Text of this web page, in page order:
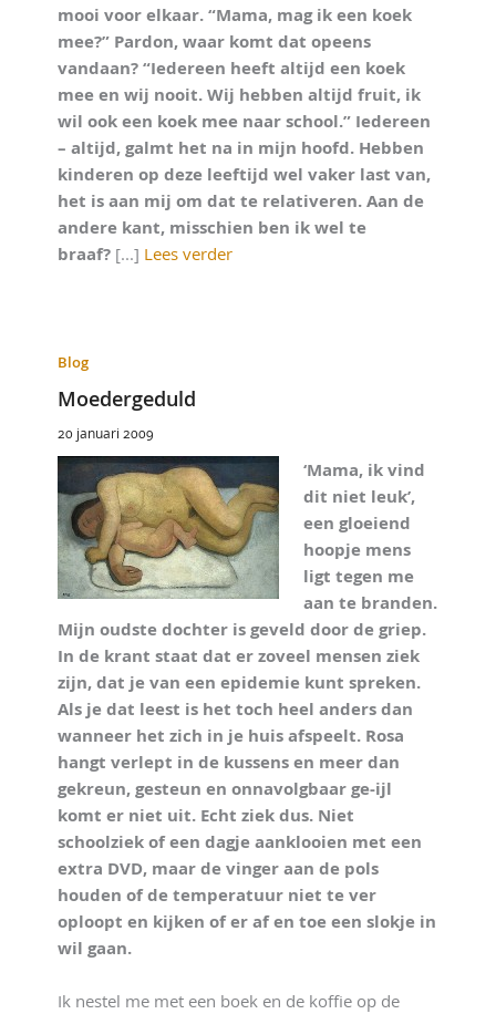
mooi voor elkaar. “Mama, mag ik een koek
mee?” Pardon, waar komt dat opeens
vandaan? “Iedereen heeft altijd een koek
mee en wij nooit. Wij hebben altijd fruit, ik
wil ook een koek mee naar school.” Iedereen
– altijd, galmt het na in mijn hoofd. Hebben
kinderen op deze leeftijd wel vaker last van,
het is aan mij om dat te relativeren. Aan de
andere kant, misschien ben ik wel te
braaf? [...] Lees verder
Blog
Moedergeduld
20 januari 2009
‘Mama, ik vind
dit niet leuk’,
een gloeiend
hoopje mens
ligt tegen me
aan te branden.
Mijn oudste dochter is geveld door de griep.
In de krant staat dat er zoveel mensen ziek
zijn, dat je van een epidemie kunt spreken.
Als je dat leest is het toch heel anders dan
wanneer het zich in je huis afspeelt. Rosa
hangt verlept in de kussens en meer dan
gekreun, gesteun en onnavolgbaar ge-ijl
komt er niet uit. Echt ziek dus. Niet
schoolziek of een dagje aanklooien met een
extra DVD, maar de vinger aan de pols
houden of de temperatuur niet te ver
oploopt en kijken of er af en toe een slokje in
wil gaan.
Ik nestel me met een boek en de koffie op de